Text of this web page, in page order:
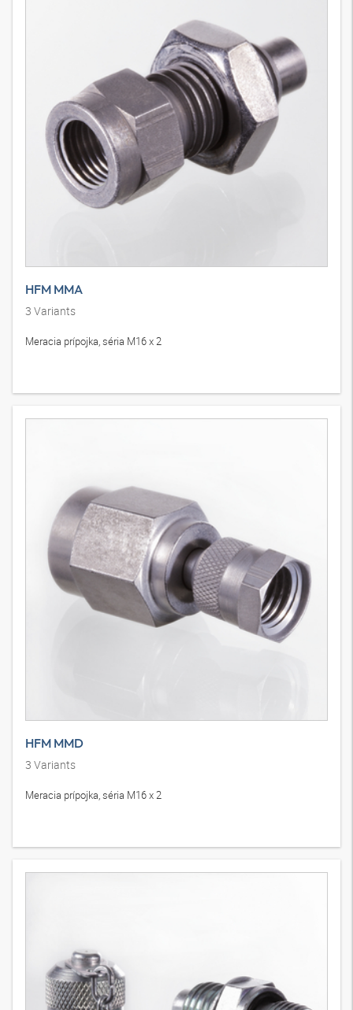
HFM MMA
3 Variants
Meracia prípojka, séria M16 x 2
HFM MMD
3 Variants
Meracia prípojka, séria M16 x 2